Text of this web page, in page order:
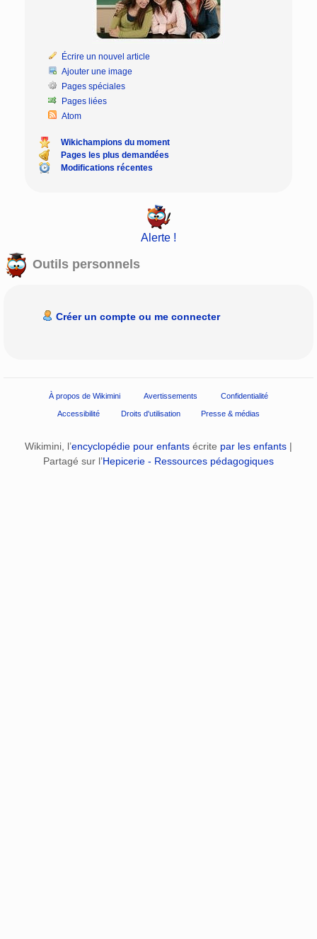
Écrire un nouvel article
Ajouter une image
Pages spéciales
Pages liées
Atom
Wikichampions du moment
Pages les plus demandées
Modifications récentes
Alerte !
Outils personnels
Créer un compte ou me connecter
À propos de Wikimini Avertissements Confidentialité
Accessibilité Droits d'utilisation Presse & médias
Wikimini, l’encyclopédie pour enfants écrite par les enfants |
Partagé sur l’Hepicerie - Ressources pédagogiques